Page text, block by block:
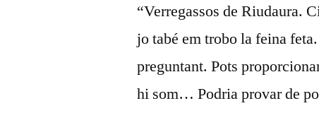
“Verregassos de Riudaura.
jo tabé em trobo la feina
preguntant. Pots
hi som… Podria provar de